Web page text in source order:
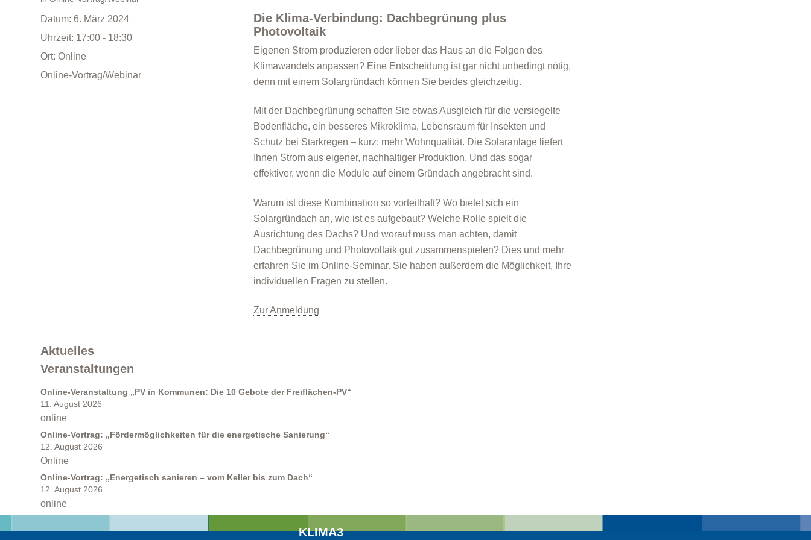
Datum: 6. März 2024
Uhrzeit: 17:00 - 18:30
Ort: Online
Online-Vortrag/Webinar
Die Klima-Verbindung: Dachbegrünung plus
Photovoltaik
Eigenen Strom produzieren oder lieber das Haus an die Folgen des
Klimawandels anpassen? Eine Entscheidung ist gar nicht unbedingt nötig,
denn mit einem Solargründach können Sie beides gleichzeitig.
Mit der Dachbegrünung schaffen Sie etwas Ausgleich für die versiegelte
Bodenfläche, ein besseres Mikroklima, Lebensraum für Insekten und
Schutz bei Starkregen – kurz: mehr Wohnqualität. Die Solaranlage liefert
Ihnen Strom aus eigener, nachhaltiger Produktion. Und das sogar
effektiver, wenn die Module auf einem Gründach angebracht sind.
Warum ist diese Kombination so vorteilhaft? Wo bietet sich ein
Solargründach an, wie ist es aufgebaut? Welche Rolle spielt die
Ausrichtung des Dachs? Und worauf muss man achten, damit
Dachbegrünung und Photovoltaik gut zusammenspielen? Dies und mehr
erfahren Sie im Online-Seminar. Sie haben außerdem die Möglichkeit, Ihre
individuellen Fragen zu stellen.
Zur Anmeldung
Aktuelles
Veranstaltungen
Online-Veranstaltung „PV in Kommunen: Die 10 Gebote der Freiflächen-PV“
11. August 2026
online
Online-Vortrag: „Fördermöglichkeiten für die energetische Sanierung“
12. August 2026
Online
Online-Vortrag: „Energetisch sanieren – vom Keller bis zum Dach“
12. August 2026
online
KLIMA3